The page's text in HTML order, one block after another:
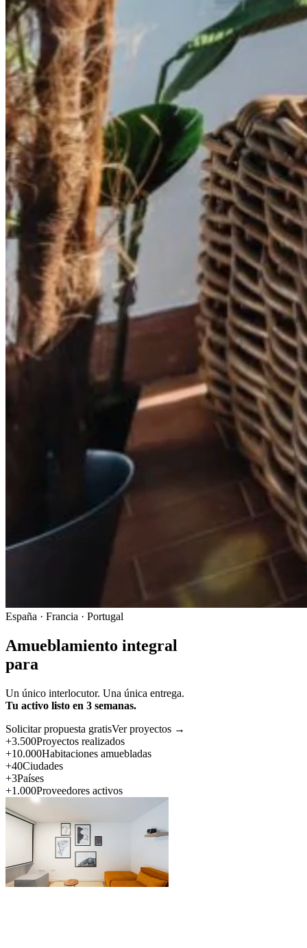
España · Francia · Portugal
Amueblamiento integral
para
Un único interlocutor. Una única entrega.
Tu activo listo en 3 semanas.
Solicitar propuesta gratisVer proyectos →
+3.500Proyectos realizados
+10.000Habitaciones amuebladas
+40Ciudades
+3Países
+1.000Proveedores activos